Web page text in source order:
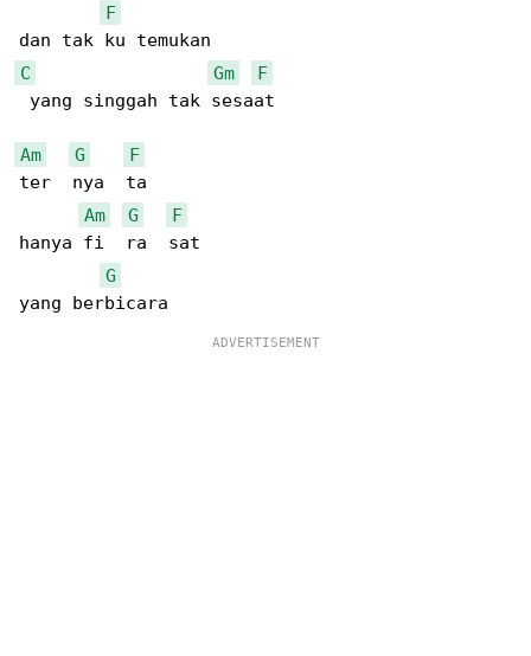
F
C
Gm
F
yang singgah tak sesaat
Am G
F
ter  nya  ta
Am
G
F
hanya fi  ra  sat
G